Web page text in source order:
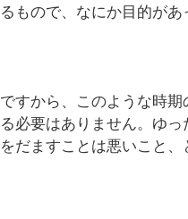
るもので、なにか目的があ
ですから、このような時
る必要はありません。ゆ
をだますことは悪いこと